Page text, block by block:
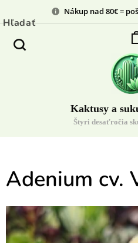
Nákup nad 80€ =
Kaktusy a
Štyri desaťročia
Hľadať
Adenium cv.